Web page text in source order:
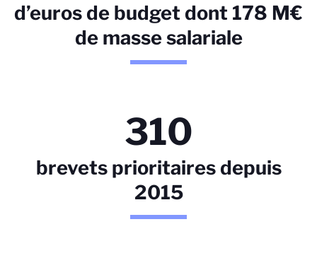
d’euros de budget dont 178 M€
de masse salariale
310
brevets prioritaires depuis
2015